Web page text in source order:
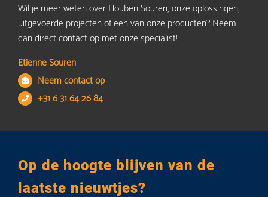
Wil je meer weten over Houben Souren, onze oplossingen,
uitgevoerde projecten of een van onze producten? Neem
dan direct contact op met onze specialist!
Etienne Souren
Neem contact op
+31 6 31 64 26 84
Op de hoogte blijven van de
laatste nieuwtjes?